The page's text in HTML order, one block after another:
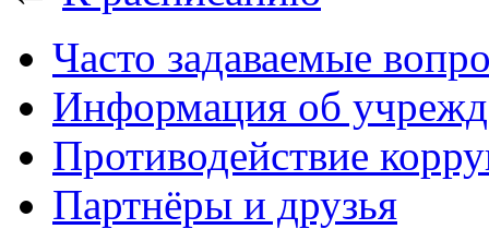
Часто задаваемые
Информация об
Противодействие
Партнёры и друзья